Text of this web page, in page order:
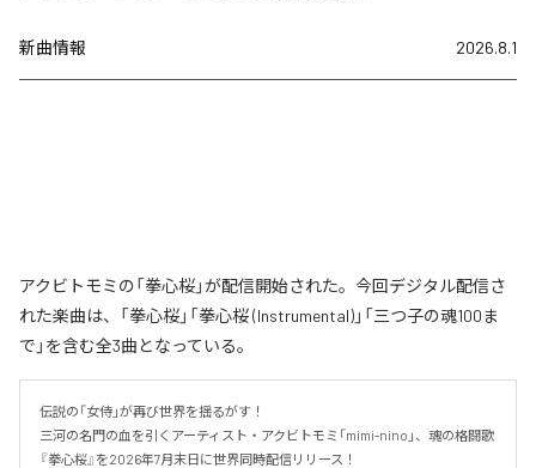
新曲情報 2026.8.1
アクビトモミの「拳心桜」が配信開始された。今回デジタル配信さ
れた楽曲は、「拳心桜」「拳心桜 (Instrumental)」「三つ子の魂100ま
で」を含む全3曲となっている。
伝説の「女侍」が再び世界を揺るがす！
三河の名門の血を引くアーティスト・アクビトモミ「mimi-nino」、魂の格闘歌
『拳心桜』を2026年7月末日に世界同時配信リリース！